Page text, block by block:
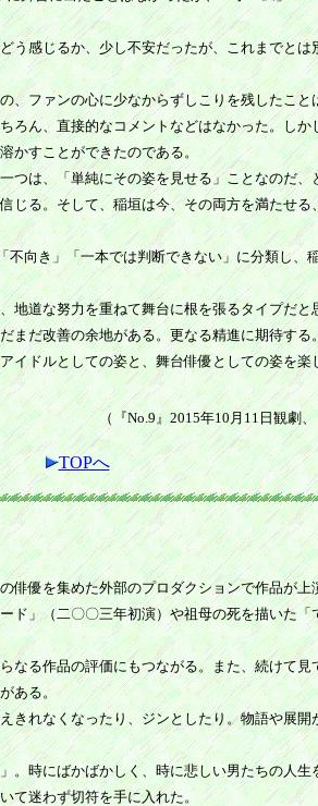
感じるか、少し不安だったが、これまでとは
ファンの心に少なからずしこりを残したこと
ろん、直接的なコメントなどはなかった。し
かすことができたのである。
は、「単純にその姿を見せる」ことなのだ、
じる。そして、稲垣は今、その両方を満たせ
向き」「一本では判断できない」に分類し、
道な努力を重ねて舞台に根を張るタイプだと
まだ改善の余地がある。更なる精進に期待する
ドルとしての姿と、舞台俳優としての姿を楽
（『No.9』2015年10月11日観劇、
TOPへ
俳優を集めた外部のプロダクションで作品が
ド」（二〇〇三年初演）や祖母の死を描いた
る作品の評価にもつながる。また、続けて見
ある。
れなくなったり、ジンとしたり。物語や展開
時にばかばかしく、時に悲しい男たちの人生
て迷わず切符を手に入れた。